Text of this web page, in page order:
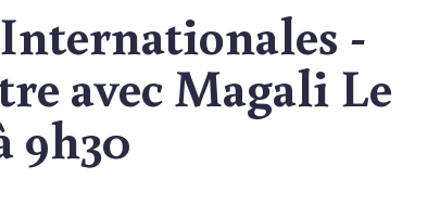
-
avec Magali Le
9h30